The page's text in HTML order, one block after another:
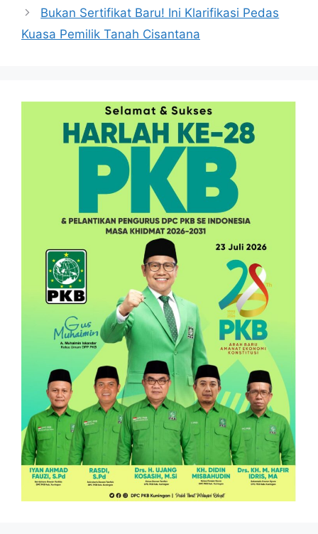
Bukan Sertifikat Baru! Ini Klarifikasi Pedas
Kuasa Pemilik Tanah Cisantana